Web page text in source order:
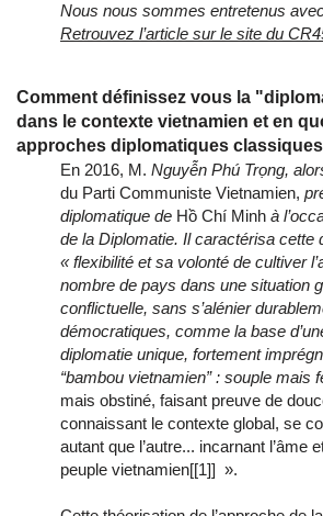
Nous nous sommes entretenus
Retrouvez l’article sur le site du
Comment définissez vous la
dans le contexte vietnamien et en
approches diplomatiques classiques
En 2016, M. Nguyễn Phú Trọng,
du Parti Communiste Vietnamien,
diplomatique de Hồ Chí Minh à
de la Diplomatie. Il caractérisa cette
« flexibilité et sa volonté de cultiver
nombre de pays dans une situation
conflictuelle, sans s’alénier
démocratiques, comme la base
diplomatie unique, fortement
“bambou vietnamien” : souple mais
mais obstiné, faisant preuve de
connaissant le contexte global, se
autant que l’autre... incarnant l’âme
peuple vietnamien[[1]] ».